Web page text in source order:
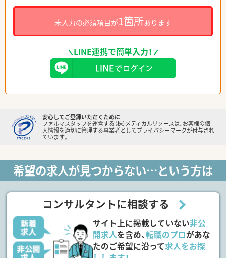
未入力の必須項目が1箇所あります
LINE連携で簡単入力！
安心してご登録いただくために
ファルマスタッフを運営する（株）メディカルリソースは、お客様の個
人情報を適切に管理する事業者としてプライバシーマークが付与され
ています。
希望の求人が見つからない…という方は
コンサルタントに相談する
サイト上に掲載していない非公
開求人を含め、転職のプロがあな
たのご希望に沿って求人をお探